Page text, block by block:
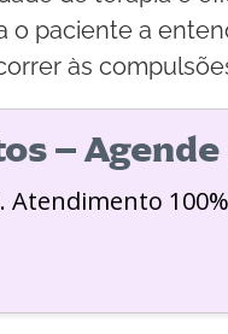
paciente a
às
–
Atendimento